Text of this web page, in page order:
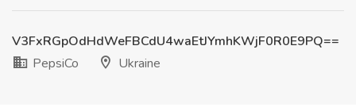
V3FxRGpOdHdWeFBCdU4waEtJYmhKWjF0R0E9PQ==
PepsiCo
Ukraine